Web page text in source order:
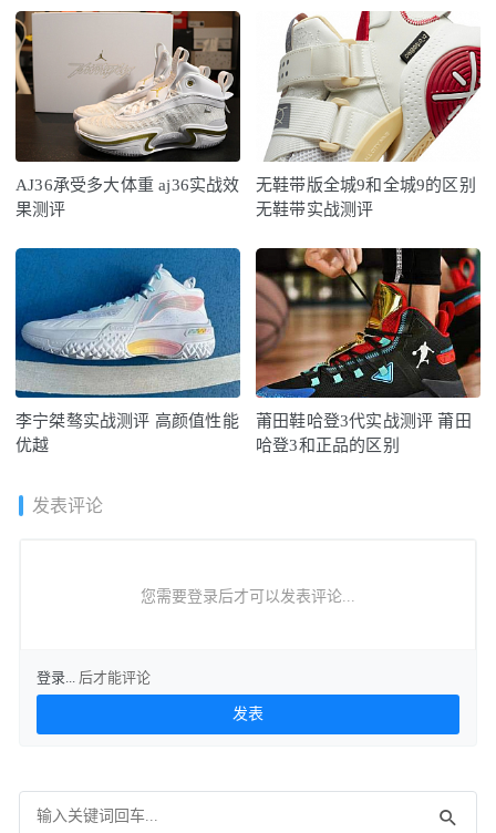
AJ36承受多大体重 aj36实战效
果测评
无鞋带版全城9和全城9的区别
无鞋带实战测评
李宁桀骜实战测评 高颜值性能
优越
莆田鞋哈登3代实战测评 莆田
哈登3和正品的区别
发表评论
您需要登录后才可以发表评论...
登录... 后才能评论